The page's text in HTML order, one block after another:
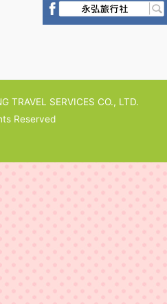
TRAVEL SERVICES CO., LTD.
Reserved